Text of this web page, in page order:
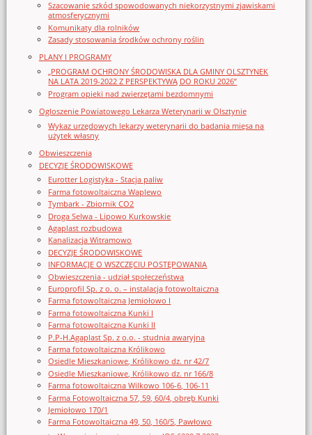
Szacowanie szkód spowodowanych niekorzystnymi zjawiskami
atmosferycznymi
Komunikaty dla rolników
Zasady stosowania środków ochrony roślin
PLANY I PROGRAMY
„PROGRAM OCHRONY ŚRODOWISKA DLA GMINY OLSZTYNEK
NA LATA 2019-2022 Z PERSPEKTYWĄ DO ROKU 2026”
Program opieki nad zwierzętami bezdomnymi
Ogloszenie Powiatowego Lekarza Weterynarii w Olsztynie
Wykaz urzędowych lekarzy weterynarii do badania mięsa na
użytek własny
Obwieszczenia
DECYZJE ŚRODOWISKOWE
Eurotter Logistyka - Stacja paliw
Farma fotowoltaiczna Waplewo
Tymbark - Zbiornik CO2
Droga Selwa - Lipowo Kurkowskie
Agaplast rozbudowa
Kanalizacja Witramowo
DECYZJE ŚRODOWISKOWE
INFORMACJE O WSZCZĘCIU POSTĘPOWANIA
Obwieszczenia - udział społeczeństwa
Europrofil Sp. z o. o. – instalacja fotowoltaiczna
Farma fotowoltaiczna Jemiołowo I
Farma fotowoltaiczna Kunki I
Farma fotowoltaiczna Kunki II
P.P-H.Agaplast Sp. z o.o. - studnia awaryjna
Farma fotowoltaiczna Królikowo
Osiedle Mieszkaniowe, Królikowo dz. nr 42/7
Osiedle Mieszkaniowe, Królikowo dz. nr 166/8
Farma fotowoltaiczna Wilkowo 106-6, 106-11
Farma Fotowoltaiczna 57, 59, 60/4, obręb Kunki
Jemiołowo 170/1
Farma Fotowoltaiczna 49, 50, 160/5, Pawłowo